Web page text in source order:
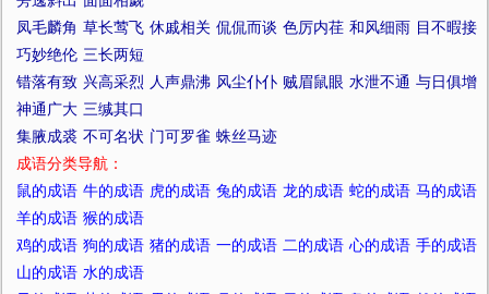
凤毛麟角 草长莺飞 休戚相关 侃侃而谈 色厉内荏 和风细雨 目不暇接
巧妙绝伦 三长两短
错落有致 兴高采烈 人声鼎沸 风尘仆仆 贼眉鼠眼 水泄不通 与日俱增
神通广大 三缄其口
集腋成裘 不可名状 门可罗雀 蛛丝马迹
成语分类导航：
鼠的成语 牛的成语 虎的成语 兔的成语 龙的成语 蛇的成语 马的成语
羊的成语 猴的成语
鸡的成语 狗的成语 猪的成语 一的成语 二的成语 心的成语 手的成语
山的成语 水的成语